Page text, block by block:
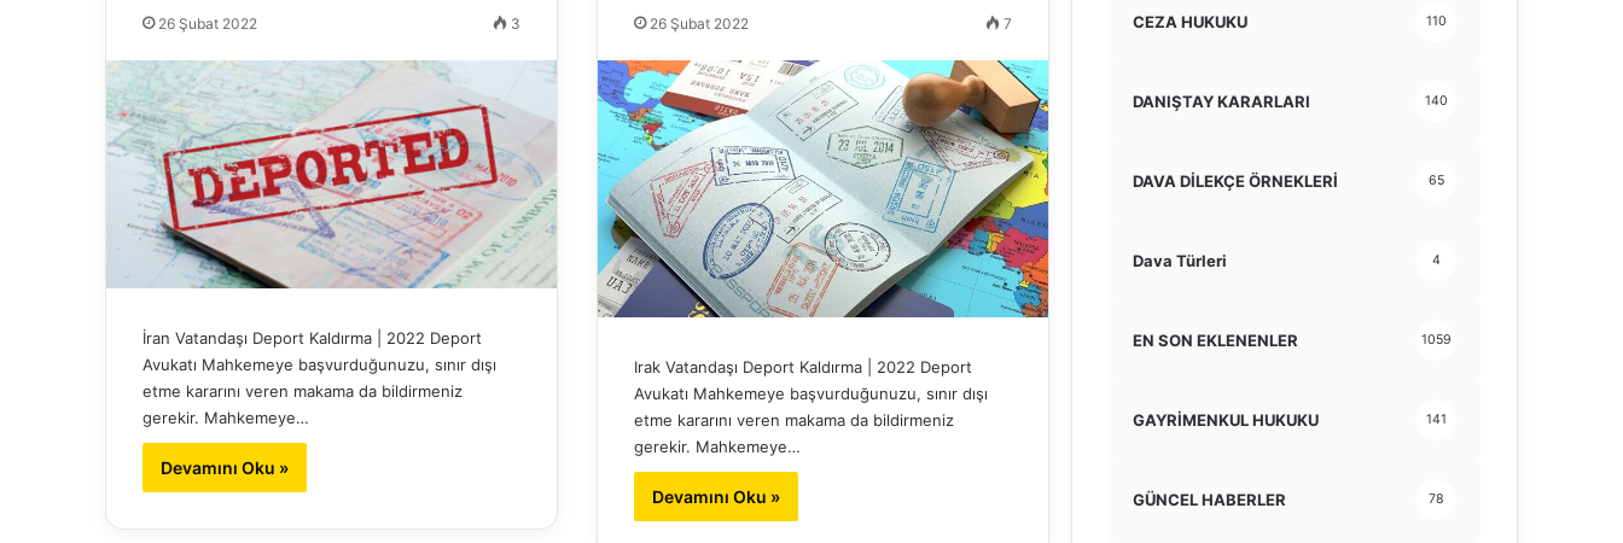
26 Şubat 2022 3
İran Vatandaşı Deport Kaldırma | 2022 Deport
Avukatı Mahkemeye başvurduğunuzu, sınır dışı
etme kararını veren makama da bildirmeniz
gerekir. Mahkemeye…
Devamını Oku »
26 Şubat 2022 7
Irak Vatandaşı Deport Kaldırma | 2022 Deport
Avukatı Mahkemeye başvurduğunuzu, sınır dışı
etme kararını veren makama da bildirmeniz
gerekir. Mahkemeye…
Devamını Oku »
CEZA HUKUKU 110
DANIŞTAY KARARLARI 140
DAVA DİLEKÇE ÖRNEKLERİ 65
Dava Türleri 4
EN SON EKLENENLER 1059
GAYRİMENKUL HUKUKU 141
GÜNCEL HABERLER 78